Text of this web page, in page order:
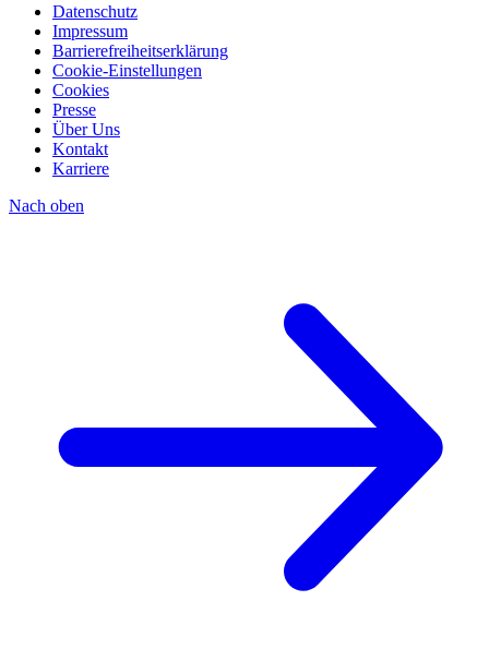
Datenschutz
Impressum
Barrierefreiheitserklärung
Cookie-Einstellungen
Cookies
Presse
Über Uns
Kontakt
Karriere
Nach oben